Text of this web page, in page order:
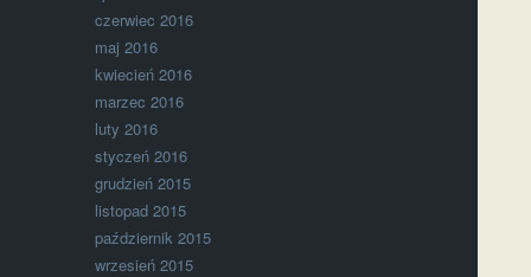
czerwiec 2016
maj 2016
kwiecień 2016
marzec 2016
luty 2016
styczeń 2016
grudzień 2015
listopad 2015
październik 2015
wrzesień 2015